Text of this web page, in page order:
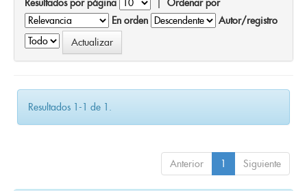
En orden
Autor/registro
Resultados 1-1 de 1.
Anterior 1 Siguiente